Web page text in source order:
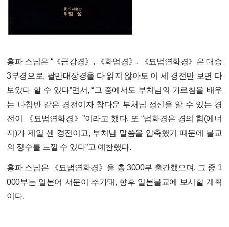
홍파 스님은 “《금강경》, 《화엄경》, 《묘법연화경》은 대승
3부경으로, 팔만대장경을 다 읽지 않아도 이 세 경전만 보면 다
보았다 할 수 있다”면서, “그 중에서도 부처님의 가르침을 배우
는 나침반 같은 경전이자 참다운 부처님 정신을 알 수 있는 경
전이 《묘법연화경》”이라고 했다. 또 “법화경은 경의 힘(에너
지)가 제일 센 경전이고, 부처님 말씀을 압축했기 때문에 불교
의 정수를 느낄 수 있다”고 예찬했다.
홍파 스님은 《묘법연화경》을 총 3000부 출간했으며, 그 중 1
000부는 일본어 서문이 추가돼, 향후 일본불교에 보시할 계획
이다.